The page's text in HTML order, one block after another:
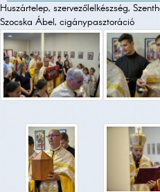
Huszártelep, szervezőlelkészség,
Szocska Ábel, cigánypasztoráció